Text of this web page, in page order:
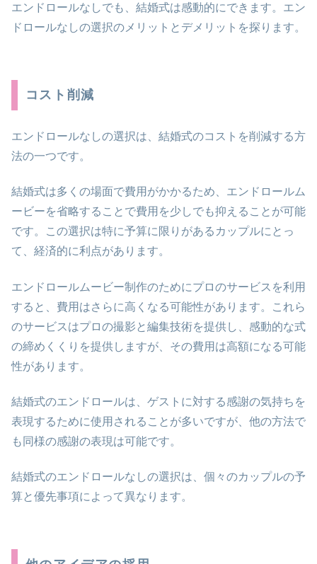
エンドロールなしでも、結婚式は感動的にできます。エン
ドロールなしの選択のメリットとデメリットを探ります。
コスト削減
エンドロールなしの選択は、結婚式のコストを削減する方
法の一つです。
結婚式は多くの場面で費用がかかるため、エンドロールム
ービーを省略することで費用を少しでも抑えることが可能
です。この選択は特に予算に限りがあるカップルにとっ
て、経済的に利点があります。
エンドロールムービー制作のためにプロのサービスを利用
すると、費用はさらに高くなる可能性があります。これら
のサービスはプロの撮影と編集技術を提供し、感動的な式
の締めくくりを提供しますが、その費用は高額になる可能
性があります。
結婚式のエンドロールは、ゲストに対する感謝の気持ちを
表現するために使用されることが多いですが、他の方法で
も同様の感謝の表現は可能です。
結婚式のエンドロールなしの選択は、個々のカップルの予
算と優先事項によって異なります。